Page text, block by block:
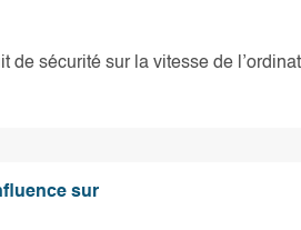
de sécurité sur la vitesse de
sur